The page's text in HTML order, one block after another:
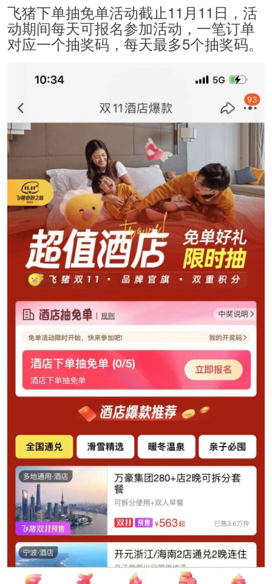
飞猪下单抽免单活动截止11月11日，活
动期间每天可报名参加活动，一笔订单
对应一个抽奖码，每天最多5个抽奖码。